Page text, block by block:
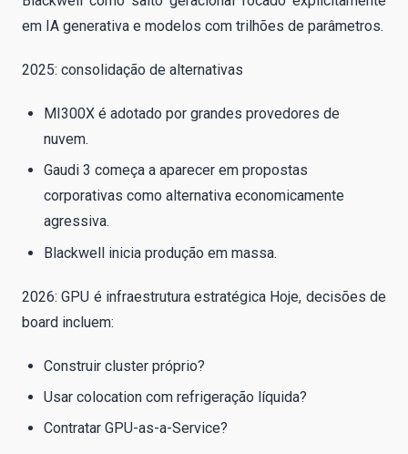
em IA generativa e modelos com trilhões de parâmetros.
2025: consolidação de alternativas
MI300X é adotado por grandes provedores de
nuvem.
Gaudi 3 começa a aparecer em propostas
corporativas como alternativa economicamente
agressiva.
Blackwell inicia produção em massa.
2026: GPU é infraestrutura estratégica Hoje, decisões de
board incluem:
Construir cluster próprio?
Usar colocation com refrigeração líquida?
Contratar GPU-as-a-Service?